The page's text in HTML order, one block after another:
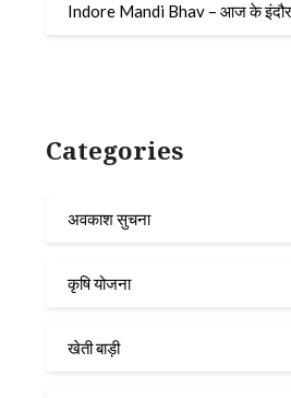
Indore Mandi Bhav – आज के इंदौर
Categories
अवकाश सुचना
कृषि योजना
खेती बाड़ी